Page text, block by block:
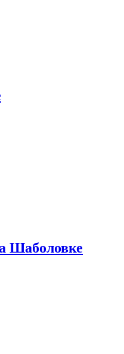
Шаболовке